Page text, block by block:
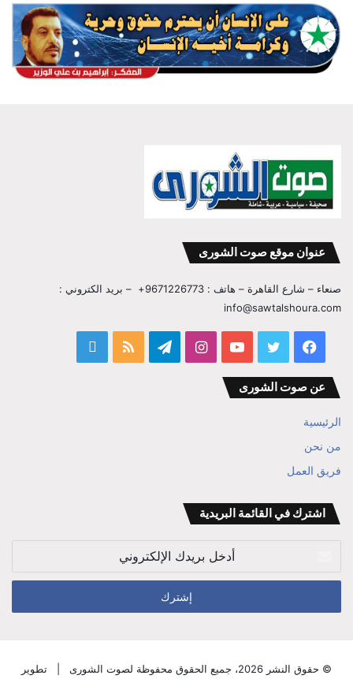
عنوان موقع صوت الشورى
صنعاء – شارع القاهرة – هاتف : 9671226773+ – بريد الكتروني :
info@sawtalshoura.com
فيسبوك تويتر يوتيوب انستقرامتيلقرام ملخص
عن صوت الشورى
الرئيسية
من نحن
فريق العمل
اشترك في القائمة البريدية
الإلكتروني
© حقوق النشر 2026، جميع الحقوق محفوظة لصوت الشورى | تطوير